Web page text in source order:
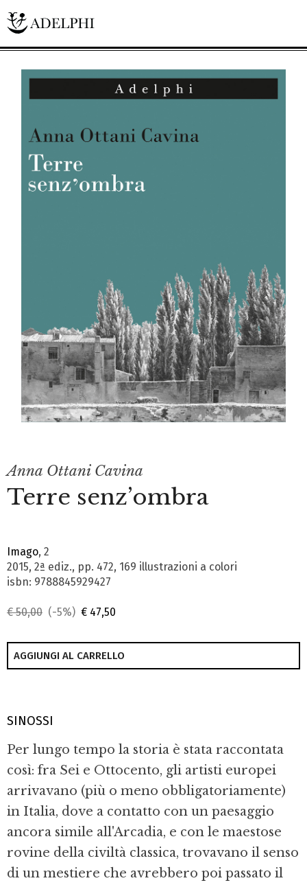
Anna Ottani Cavina
Terre senz’ombra
Imago, 2
2015, 2ª ediz., pp. 472, 169 illustrazioni a colori
isbn: 9788845929427
€ 50,00 (-5%) € 47,50
AGGIUNGI AL CARRELLO
SINOSSI
Per lungo tempo la storia è stata raccontata
così: fra Sei e Ottocento, gli artisti europei
arrivavano (più o meno obbligatoriamente)
in Italia, dove a contatto con un paesaggio
ancora simile all'Arcadia, e con le maestose
rovine della civiltà classica, trovavano il senso
di un mestiere che avrebbero poi passato il